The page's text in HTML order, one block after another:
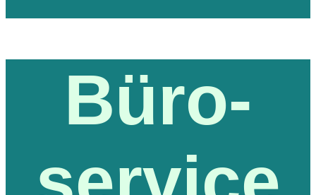
Büro-